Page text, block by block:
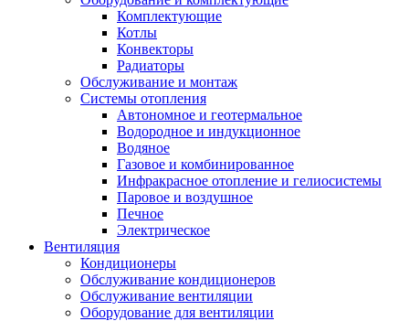
Комплектующие
Котлы
Конвекторы
Радиаторы
Обслуживание и монтаж
Системы отопления
Автономное и геотермальное
Водородное и индукционное
Водяное
Газовое и комбинированное
Инфракрасное отопление и гелиосистемы
Паровое и воздушное
Печное
Электрическое
Вентиляция
Кондиционеры
Обслуживание кондиционеров
Обслуживание вентиляции
Оборудование для вентиляции